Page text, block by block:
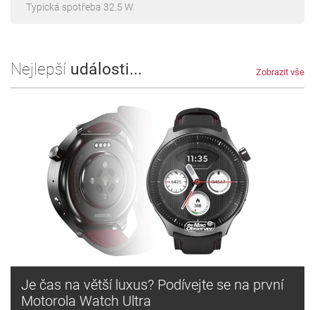
Typická spotřeba 32.5 W
Nejlepší události... Zobrazit vše
Je čas na větší luxus? Podívejte se na první
Motorola Watch Ultra